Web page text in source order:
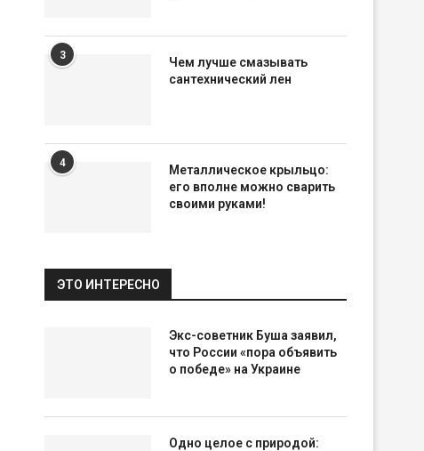
3
Чем лучше смазывать
сантехнический лен
4
Металлическое крыльцо:
его вполне можно сварить
своими руками!
ЭТО ИНТЕРЕСНО
Экс-советник Буша заявил,
что России «пора объявить
о победе» на Украине
Одно целое с природой: